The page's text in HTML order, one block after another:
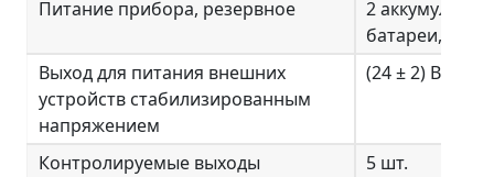
Питание прибора, резервное
2
батареи, 12 В,
Выход для питания внешних
устройств стабилизированным
напряжением
(24 ± 2) В/200
Контролируемые выходы
5 шт.